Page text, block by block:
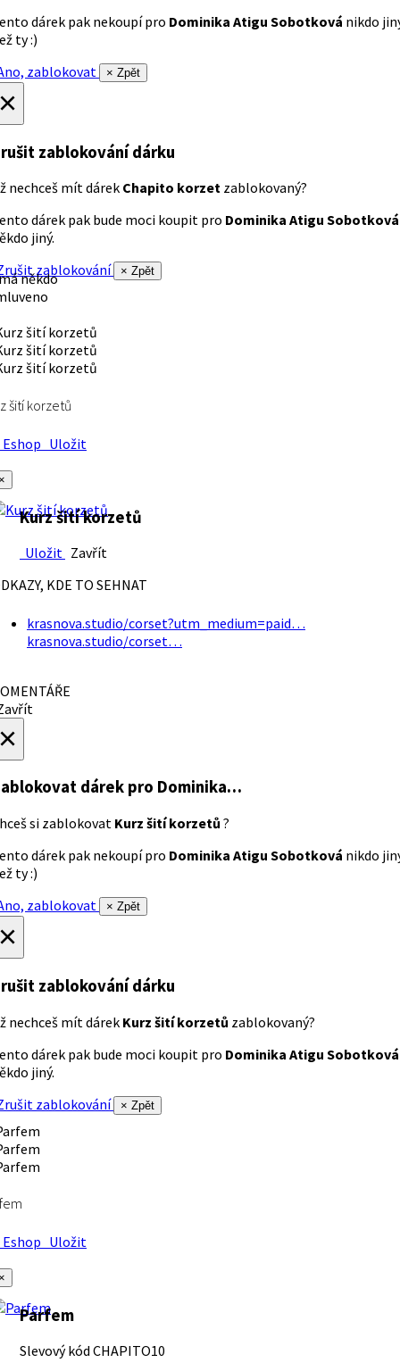
dárek pak nekoupí pro Dominika Atigu Sobotková nikdo
ty :)
zablokovat
× Zpět
zablokování dárku
nechceš mít dárek Chapito korzet zablokovaný?
dárek pak bude moci koupit pro Dominika Atigu Sobotková
jiný.
zablokování
× Zpět
někdo
šití korzetů
Uložit
Kurz šití korzetů
Uložit Zavřít
KDE TO SEHNAT
krasnova.studio/corset?utm_medium=paid…
krasnova.studio/corset…
dárek pro Dominika…
si zablokovat Kurz šití korzetů ?
dárek pak nekoupí pro Dominika Atigu Sobotková nikdo
ty :)
zablokovat
× Zpět
zablokování dárku
nechceš mít dárek Kurz šití korzetů zablokovaný?
dárek pak bude moci koupit pro Dominika Atigu Sobotková
jiný.
zablokování
× Zpět
Uložit
Parfem
Slevový kód CHAPITO10